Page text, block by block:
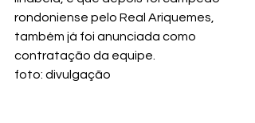
rondoniense pelo Real Ariquemes,
também já foi anunciada como
contratação da equipe.
foto: divulgação